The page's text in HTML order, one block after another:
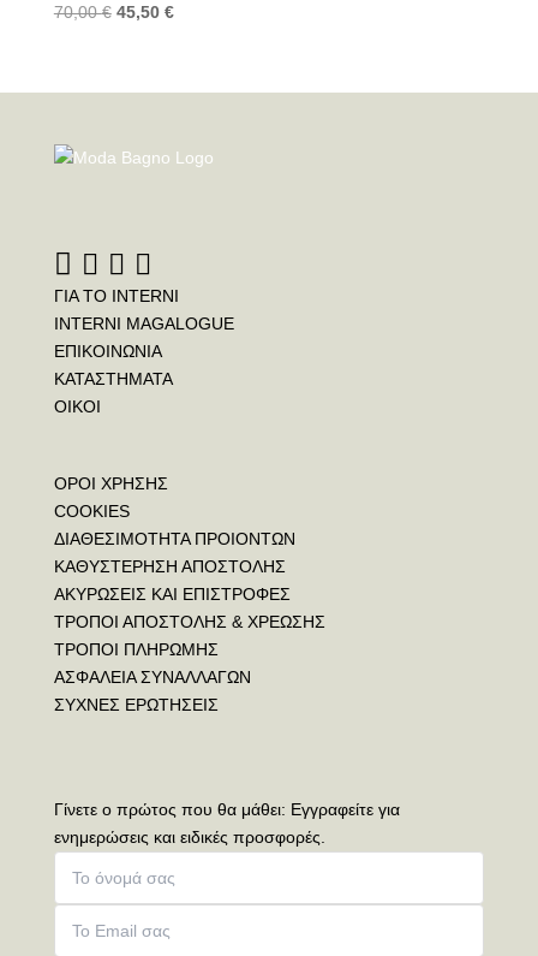
70,00€ 45,50 €
ΓΙΑ ΤΟ INTERNI
INTERNI MAGALOGUE
ΕΠΙΚΟΙΝΩΝΙΑ
ΚΑΤΑΣΤΗΜΑΤΑ
ΟΙΚΟΙ
ΟΡΟΙ ΧΡΗΣΗΣ
COOKIES
ΔΙΑΘΕΣΙΜΟΤΗΤΑ ΠΡΟΙΟΝΤΩΝ
ΚΑΘΥΣΤΕΡΗΣΗ ΑΠΟΣΤΟΛΗΣ
ΑΚΥΡΩΣΕΙΣ ΚΑΙ ΕΠΙΣΤΡΟΦΕΣ
ΤΡΟΠΟΙ ΑΠΟΣΤΟΛΗΣ & ΧΡΕΩΣΗΣ
ΤΡΟΠΟΙ ΠΛΗΡΩΜΗΣ
ΑΣΦΑΛΕΙΑ ΣΥΝΑΛΛΑΓΩΝ
ΣΥΧΝΕΣ ΕΡΩΤΗΣΕΙΣ
Γίνετε ο πρώτος που θα μάθει: Εγγραφείτε για
ενημερώσεις και ειδικές προσφορές.